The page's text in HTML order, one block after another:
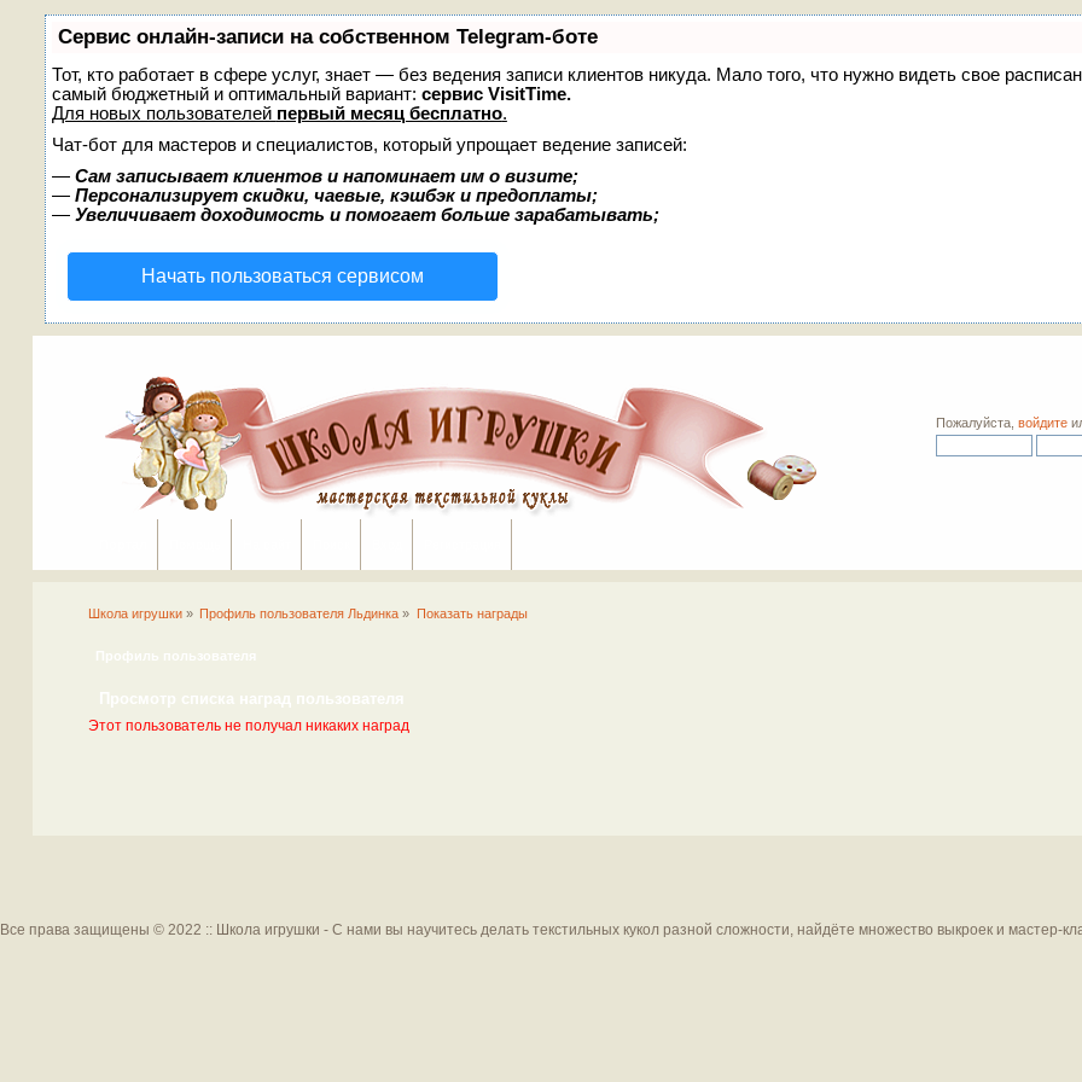
Сервис онлайн-записи на собственном Telegram-боте
Тот, кто работает в сфере услуг, знает — без ведения записи клиентов никуда. Мало того, что нужно видеть свое
самый бюджетный и оптимальный вариант: сервис VisitTime.
Для новых пользователей первый месяц бесплатно.
Чат-бот для мастеров и специалистов, который упрощает ведение записей:
— Сам записывает клиентов и напоминает им о визите;
— Персонализирует скидки, чаевые, кэшбэк и предоплаты;
— Увеличивает доходимость и помогает больше зарабатывать;
Начать пользоваться сервисом
Пожалуйста,войдите
Школа игрушки » Профиль пользователя Льдинка » Показать награды
Профиль пользователя
Просмотр списка наград пользователя
Этот пользователь не получал никаких наград
Все права защищены © 2022 :: Школа игрушки - С нами вы научитесь делать текстильных кукол разной сложности, найдёте множество выкроек и мастер-